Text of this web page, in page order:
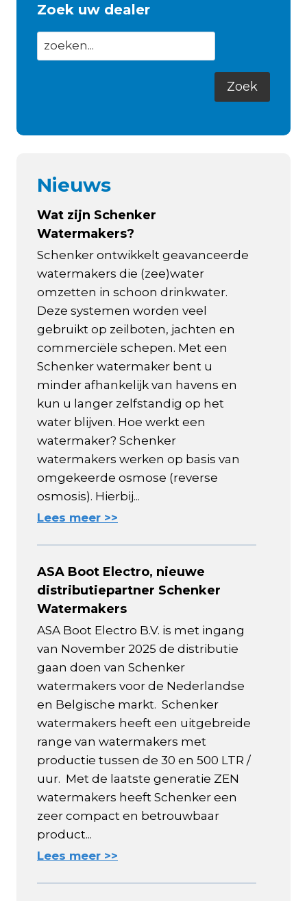
Zoek uw dealer
Nieuws
Wat zijn Schenker
Watermakers?
Schenker ontwikkelt geavanceerde
watermakers die (zee)water
omzetten in schoon drinkwater.
Deze systemen worden veel
gebruikt op zeilboten, jachten en
commerciële schepen. Met een
Schenker watermaker bent u
minder afhankelijk van havens en
kun u langer zelfstandig op het
water blijven. Hoe werkt een
watermaker? Schenker
watermakers werken op basis van
omgekeerde osmose (reverse
osmosis). Hierbij...
Lees meer >>
ASA Boot Electro, nieuwe
distributiepartner Schenker
Watermakers
ASA Boot Electro B.V. is met ingang
van November 2025 de distributie
gaan doen van Schenker
watermakers voor de Nederlandse
en Belgische markt. Schenker
watermakers heeft een uitgebreide
range van watermakers met
productie tussen de 30 en 500 LTR /
uur. Met de laatste generatie ZEN
watermakers heeft Schenker een
zeer compact en betrouwbaar
product...
Lees meer >>